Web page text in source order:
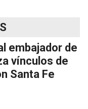
embajador de
vínculos de
Santa Fe